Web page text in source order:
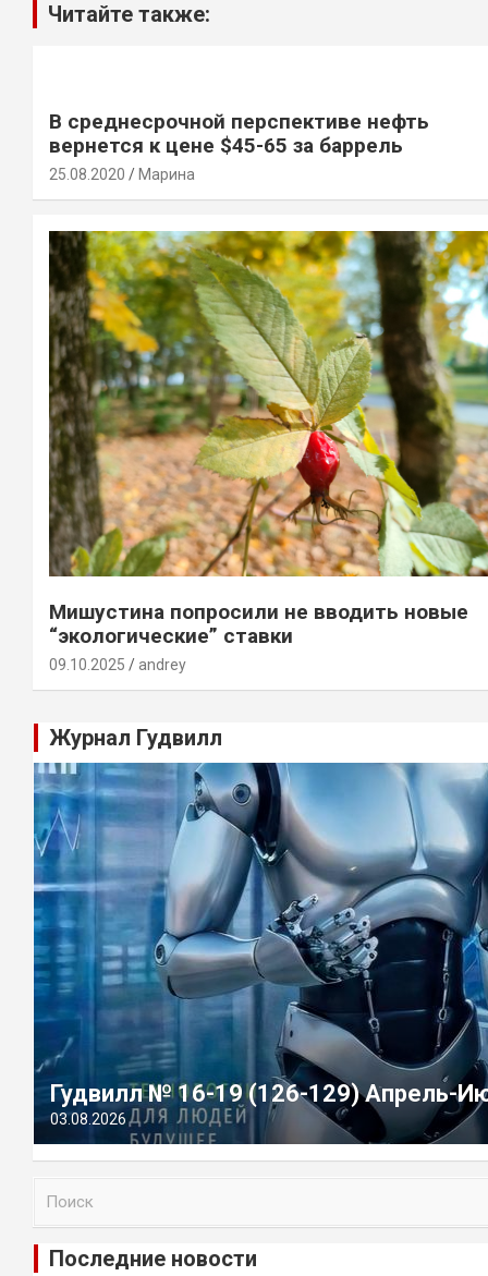
Читайте также:
В среднесрочной перспективе нефть
вернется к цене $45-65 за баррель
25.08.2020 Марина
Мишустина попросили не вводить новые
“экологические” ставки
09.10.2025 andrey
Журнал Гудвилл
Гудвилл № 16-19 (126-129) Апрель-
03.08.2026
и
Последние новости